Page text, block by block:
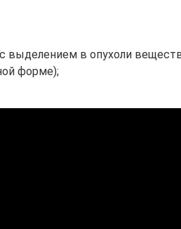
выделением в опухоли
форме);